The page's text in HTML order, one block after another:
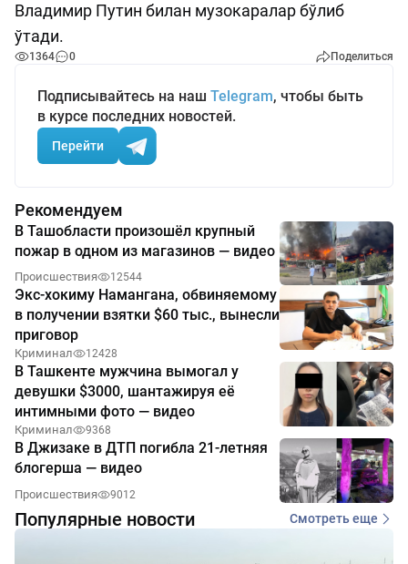
Владимир Путин билан музокаралар бўлиб
ўтади.
1364 0 Поделиться
Подписывайтесь на наш Telegram, чтобы быть
в курсе последних новостей.
Перейти
Рекомендуем
В Ташобласти произошёл крупный
пожар в одном из магазинов — видео
Происшествия 12544
Экс-хокиму Намангана, обвиняемому
в получении взятки $60 тыс., вынесли
приговор
Криминал 12428
В Ташкенте мужчина вымогал у
девушки $3000, шантажируя её
интимными фото — видео
Криминал 9368
В Джизаке в ДТП погибла 21-летняя
блогерша — видео
Происшествия 9012
Популярные новости Смотреть еще